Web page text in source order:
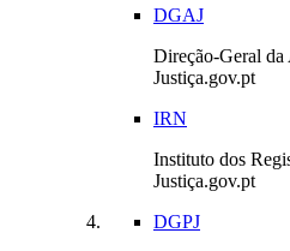
DGAJ
Direção-Geral da
Justiça.gov.pt
IRN
Instituto dos
Justiça.gov.pt
DGPJ